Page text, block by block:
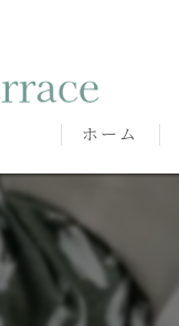
ホーム